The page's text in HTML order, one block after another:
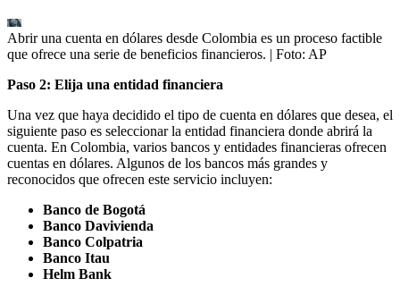
Abrir una cuenta en dólares desde Colombia es un proceso factible
que ofrece una serie de beneficios financieros. | Foto: AP
Paso 2: Elija una entidad financiera
Una vez que haya decidido el tipo de cuenta en dólares que desea, el
siguiente paso es seleccionar la entidad financiera donde abrirá la
cuenta. En Colombia, varios bancos y entidades financieras ofrecen
cuentas en dólares. Algunos de los bancos más grandes y
reconocidos que ofrecen este servicio incluyen:
Banco de Bogotá
Banco Davivienda
Banco Colpatria
Banco Itau
Helm Bank